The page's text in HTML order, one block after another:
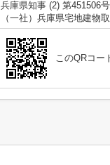
兵庫県知事 (2) 第451506号
（一社）兵庫県宅地建物
このQRコー